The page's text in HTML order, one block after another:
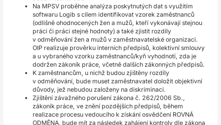
Na MPSV proběhne analýza poskytnutých dat s využitím
softwaru Logib s cílem identifikovat vzorek zaměstnanců
(odlišně ohodnocených žen a mužů, kteří vykonávají stejnou
práci či práci stejné hodnoty) a také zjistit rozdíly
v odměňování žen a mužů v zaměstnavatelské organizaci.
OIP realizuje prověrku interních předpisů, kolektivní smlouvy
a u vybraného vzorku zaměstnanců/kyň vyhodnotí, zda je
dodržen zákoník práce, včetně dalších zákonných předpisů.
K zaměstnancům, u nichž budou zjištěny rozdíly
v odměňování, bude muset zaměstnavatel doložit objektivní
důvody, jež nebudou založeny na diskriminaci.
Zjištění závažného porušení zákona č. 262/2006 Sb.,
zákoník práce, ve znění pozdějších předpisů, během
realizace procesu vedoucího k získání osvědčení ROVNÁ
ODMĚNA, bude mít za následek zahájení kontroly dle zákona